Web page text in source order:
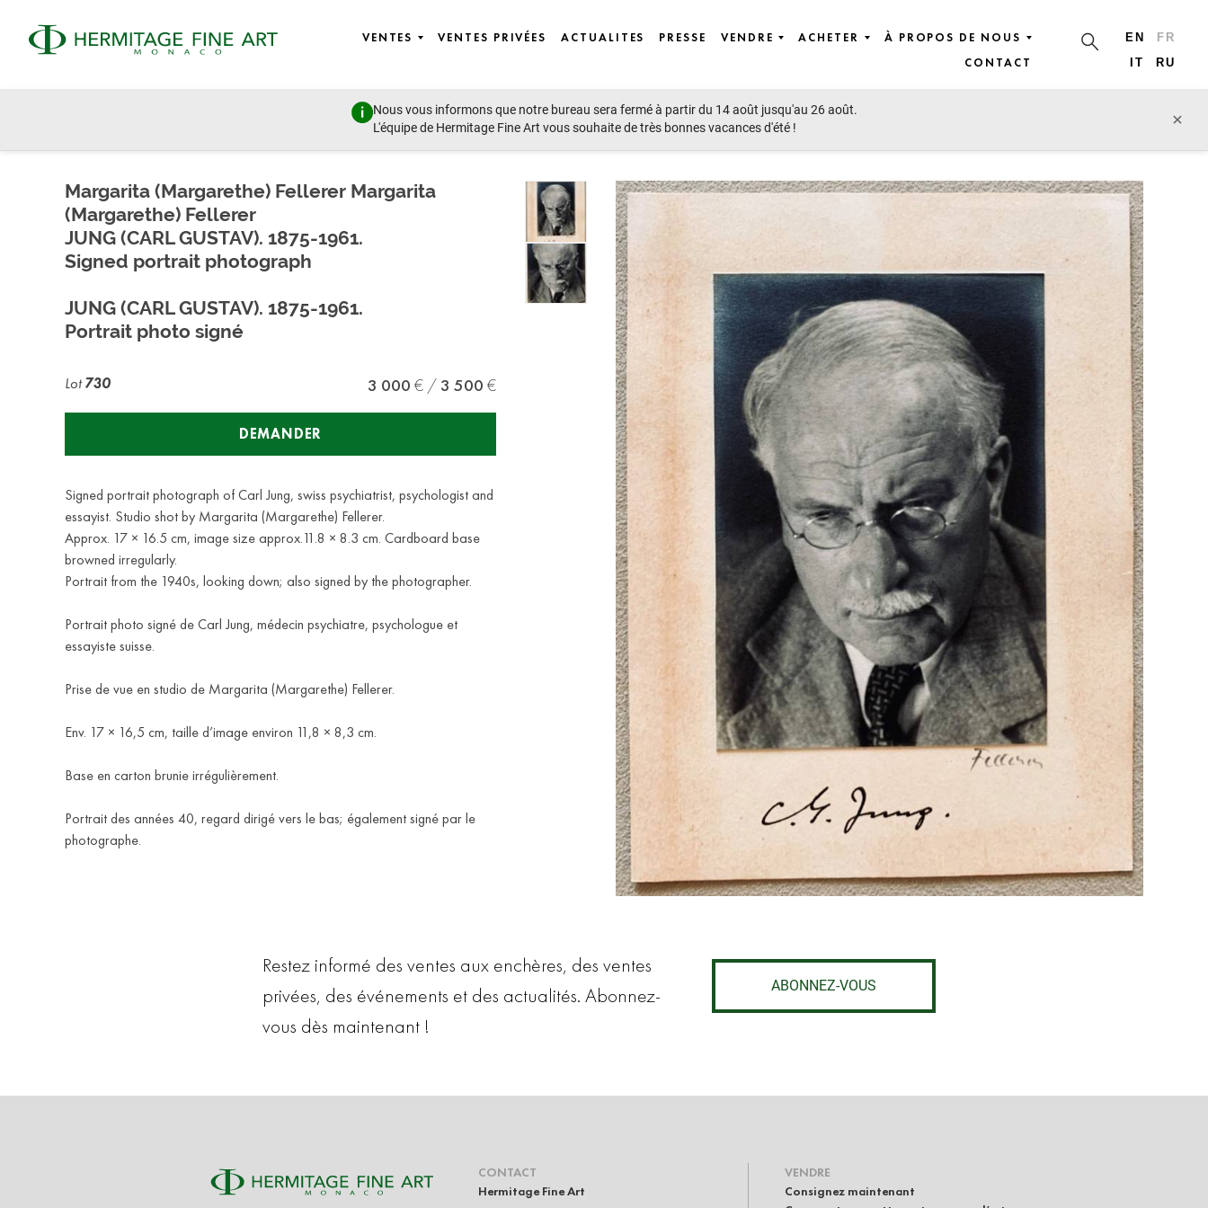
VENTES VENTES PRIVÉES ACTUALITES PRESSE VENDRE ACHETER
À PROPOS DE NOUS
CONTACT
EN
FR
IT
RU
Nous vous informons que notre bureau sera fermé à partir du 14 août jusqu'au 26 août.
L'équipe de Hermitage Fine Art vous souhaite de très bonnes vacances d'été !
×
Margarita (Margarethe) Fellerer Margarita
(Margarethe) Fellerer
JUNG (CARL GUSTAV). 1875-1961.
Signed portrait photograph
JUNG (CARL GUSTAV). 1875-1961.
Portrait photo signé
Lot730 3 000 3 500
DEMANDER
Signed portrait photograph of Carl Jung, swiss psychiatrist, psychologist and
essayist. Studio shot by Margarita (Margarethe) Fellerer.
Approx. 17 × 16.5 cm, image size approx.11.8 × 8.3 cm. Cardboard base
browned irregularly.
Portrait from the 1940s, looking down; also signed by the photographer.
Portrait photo signé de Carl Jung, médecin psychiatre, psychologue et
essayiste suisse.
Prise de vue en studio de Margarita (Margarethe) Fellerer.
Env. 17 × 16,5 cm, taille d’image environ 11,8 × 8,3 cm.
Base en carton brunie irrégulièrement.
Portrait des années 40, regard dirigé vers le bas; également signé par le
photographe.
Restez informé des ventes aux enchères, des ventes
privées, des événements et des actualités. Abonnez-
vous dès maintenant !
ABONNEZ-VOUS
CONTACT
Hermitage Fine Art
VENDRE
Consignez maintenant